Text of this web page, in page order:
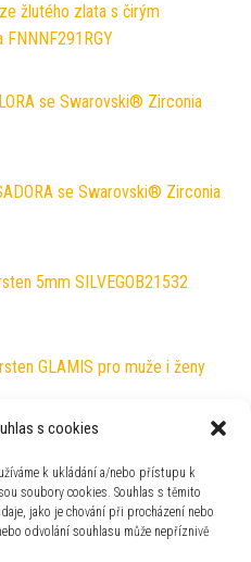
s cookies
k ukládání a/nebo přístupu k
soubory cookies. Souhlas s těmito
jako je chování při procházení nebo
odvolání souhlasu může nepříznivě
žlutého zlata s čirým
FNNNF291RGY
se Swarovski® Zirconia
se Swarovski® Zirconia
5mm SILVEGOB21532
GLAMIS pro muže i ženy
JJJR1100TS
se Swarovski®